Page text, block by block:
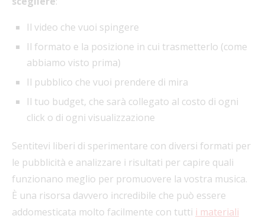
Il video che vuoi spingere
Il formato e la posizione in cui trasmetterlo (come
abbiamo visto prima)
Il pubblico che vuoi prendere di mira
Il tuo budget, che sarà collegato al costo di ogni
click o di ogni visualizzazione
Sentitevi liberi di sperimentare con diversi formati per
le pubblicità e analizzare i risultati per capire quali
funzionano meglio per promuovere la vostra musica.
È una risorsa davvero incredibile che può essere
addomesticata molto facilmente con tutti i materiali